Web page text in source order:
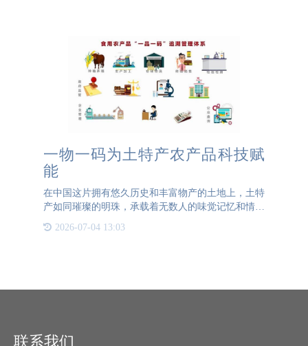
一物一码为土特产农产品科技赋
能
在中国这片拥有悠久历史和丰富物产的土地上，土特
产如同璀璨的明珠，承载着无数人的味觉记忆和情感
再到郑州烩面的浓郁香气，每一种土特产都是地方风
2026-07-04 13:03
联系我们